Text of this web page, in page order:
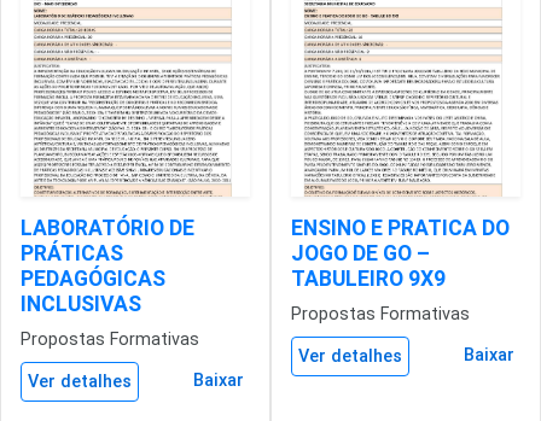
LABORATÓRIO DE
PRÁTICAS
PEDAGÓGICAS
INCLUSIVAS
Propostas Formativas
Ver detalhes Baixar
ENSINO E PRATICA DO
JOGO DE GO –
TABULEIRO 9X9
Propostas Formativas
Ver detalhes Baixar